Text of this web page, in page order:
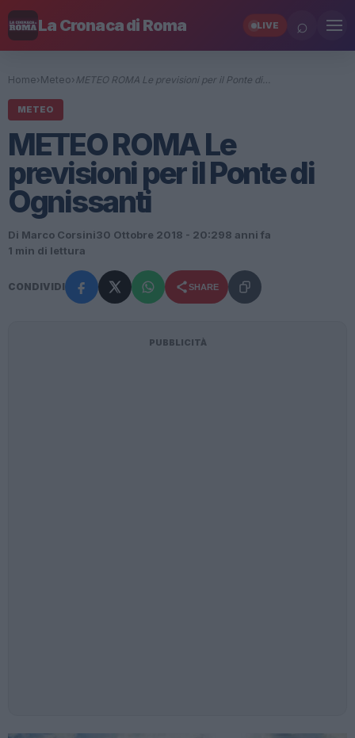
La Cronaca di Roma LIVE ⌕
Home› Meteo› METEO ROMA Le previsioni per il Ponte di…
METEO
METEO ROMA Le
previsioni per il Ponte di
Ognissanti
Di Marco Corsini30 Ottobre 2018 - 20:298 anni fa
1 min di lettura
CONDIVIDI SHARE
PUBBLICITÀ